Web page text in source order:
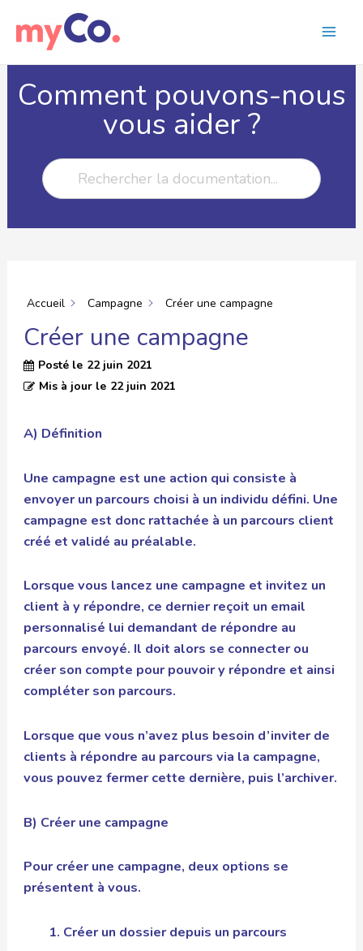
Comment pouvons-nous
vous aider ?
Accueil Campagne Créer une campagne
Créer une campagne
Posté le 22 juin 2021
Mis à jour le 22 juin 2021
A) Définition
Une campagne est une action qui consiste à
envoyer un parcours choisi à un individu défini. Une
campagne est donc rattachée à un parcours client
créé et validé au préalable.
Lorsque vous lancez une campagne et invitez un
client à y répondre, ce dernier reçoit un email
personnalisé lui demandant de répondre au
parcours envoyé. Il doit alors se connecter ou
créer son compte pour pouvoir y répondre et ainsi
compléter son parcours.
Lorsque que vous n’avez plus besoin d’inviter de
clients à répondre au parcours via la campagne,
vous pouvez fermer cette dernière, puis l’archiver.
B) Créer une campagne
Pour créer une campagne, deux options se
présentent à vous.
Créer un dossier depuis un parcours